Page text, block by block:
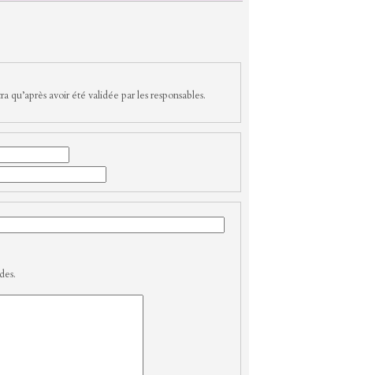
avoir été validée par les responsables.